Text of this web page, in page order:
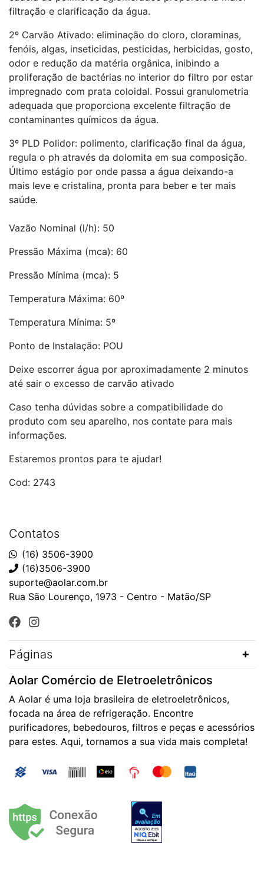
filtração e clarificação da água.
2º Carvão Ativado: eliminação do cloro, cloraminas,
fenóis, algas, inseticidas, pesticidas, herbicidas, gosto,
odor e redução da matéria orgânica, inibindo a
proliferação de bactérias no interior do filtro por estar
impregnado com prata coloidal. Possui granulometria
adequada que proporciona excelente filtração de
contaminantes químicos da água.
3º PLD Polidor: polimento, clarificação final da água,
regula o ph através da dolomita em sua composição.
Último estágio por onde passa a água deixando-a
mais leve e cristalina, pronta para beber e ter mais
saúde.
Vazão Nominal (l/h): 50
Pressão Máxima (mca): 60
Pressão Mínima (mca): 5
Temperatura Máxima: 60º
Temperatura Mínima: 5º
Ponto de Instalação: POU
Deixe escorrer água por aproximadamente 2 minutos
até sair o excesso de carvão ativado
Caso tenha dúvidas sobre a compatibilidade do
produto com seu aparelho, nos contate para mais
informações.
Estaremos prontos para te ajudar!
Cod: 2743
Contatos
(16) 3506-3900
(16)3506-3900
suporte@aolar.com.br
Rua São Lourenço, 1973 - Centro - Matão/SP
Páginas
Aolar Comércio de Eletroeletrônicos
A Aolar é uma loja brasileira de eletroeletrônicos,
focada na área de refrigeração. Encontre
purificadores, bebedouros, filtros e peças e acessórios
para estes. Aqui, tornamos a sua vida mais completa!